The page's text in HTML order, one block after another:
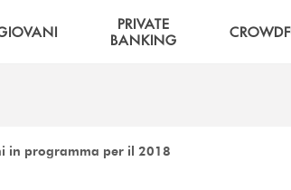
PRIVATE
BANKING
in programma per il 2018